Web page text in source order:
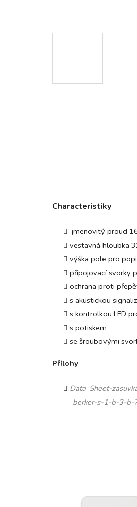
Characteristiky
jmenovitý proud
vestavná hloubka
výška pole pro
připojovací svorky
ochrana proti
s akustickou
s kontrolkou LED
s potiskem
se šroubovými
Přílohy
Data_Sheet-
berker-s-1-b-3-b-